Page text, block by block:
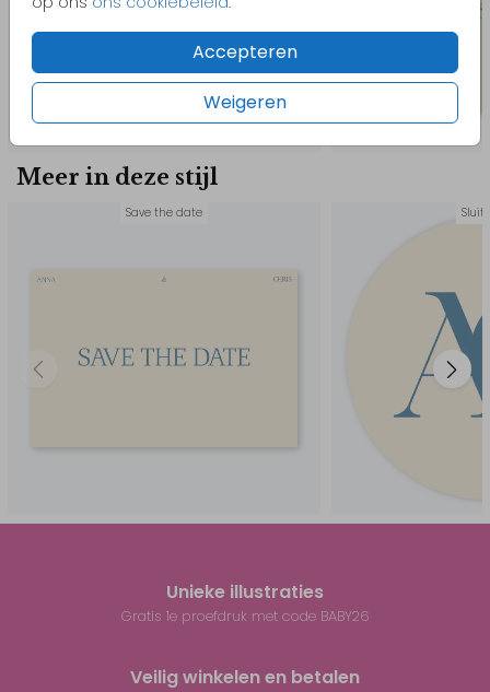
Accepteren
Weigeren
Meer in deze stijl
Save the date
Unieke illustraties
Gratis 1e proefdruk met code BABY26
Veilig winkelen en betalen